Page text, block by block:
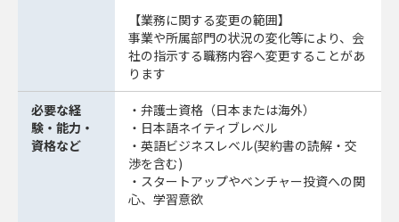
【業務に関する変更の範囲】
事業や所属部門の状況の変化等により、会
社の指示する職務内容へ変更することがあ
ります
必要な経
験・能力・
資格など
・弁護士資格（日本または海外）
・日本語ネイティブレベル
・英語ビジネスレベル(契約書の読解・交
渉を含む)
・スタートアップやベンチャー投資への関
心、学習意欲